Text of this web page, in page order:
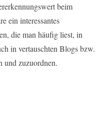
beim
ein interessantes
die man häufig liest, in
in vertauschten Blogs bzw.
und zuzuordnen.